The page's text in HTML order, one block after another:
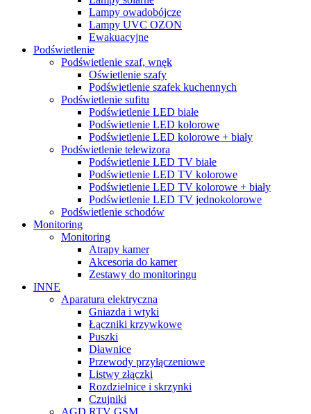
Lampy owadobójcze
Lampy UVC OZON
Ewakuacyjne
Podświetlenie
Podświetlenie szaf, wnęk
Oświetlenie szafy
Podświetlenie szafek kuchennych
Podświetlenie sufitu
Podświetlenie LED białe
Podświetlenie LED kolorowe
Podświetlenie LED kolorowe + biały
Podświetlenie telewizora
Podświetlenie LED TV białe
Podświetlenie LED TV kolorowe
Podświetlenie LED TV kolorowe + biały
Podświetlenie LED TV jednokolorowe
Podświetlenie schodów
Monitoring
Monitoring
Atrapy kamer
Akcesoria do kamer
Zestawy do monitoringu
INNE
Aparatura elektryczna
Gniazda i wtyki
Łączniki krzywkowe
Puszki
Dławnice
Przewody przyłączeniowe
Listwy złączki
Rozdzielnice i skrzynki
Czujniki
AGD RTV GSM